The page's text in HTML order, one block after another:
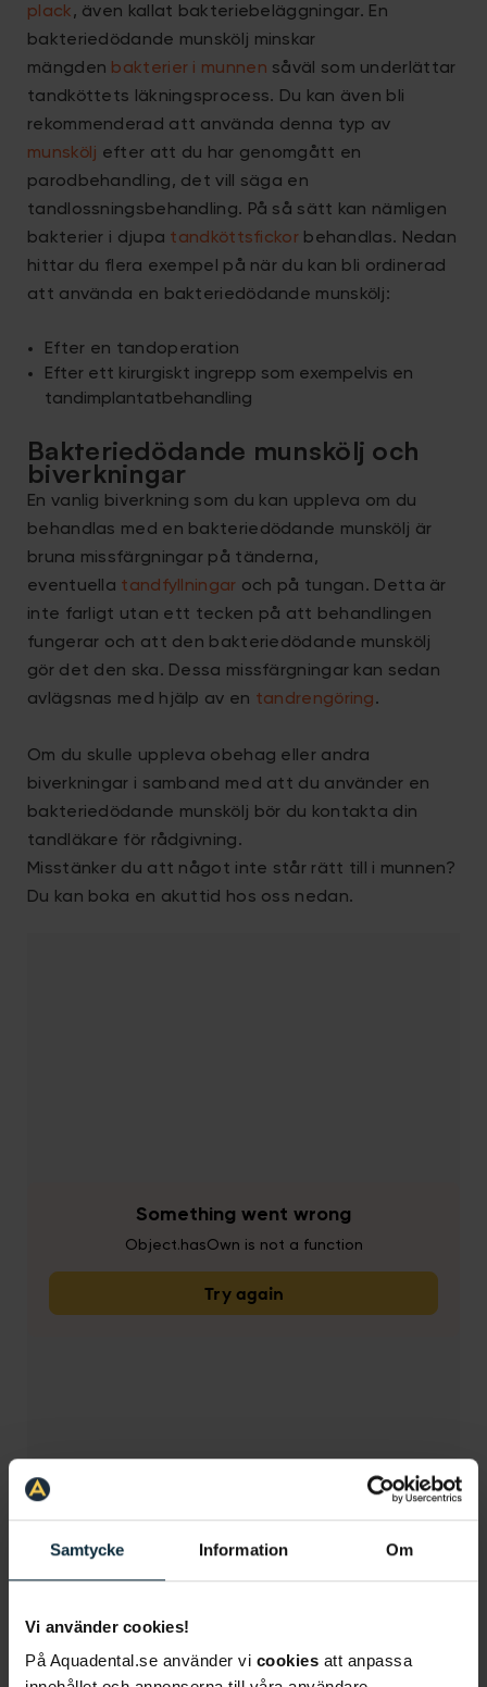
Samtycke Information Om
Vi använder cookies!
På Aquadental.se använder vi cookies att anpassa
plack, även kallat bakteriebeläggningar. En
bakteriedödande munskölj minskar
mängden bakterier i munnen såväl som underlättar
tandköttets läkningsprocess. Du kan även bli
rekommenderad att använda denna typ av
munskölj efter att du har genomgått en
parodbehandling, det vill säga en
tandlossningsbehandling. På så sätt kan nämligen
bakterier i djupa tandköttsfickorbehandlas. Nedan
hittar du flera exempel på när du kan bli ordinerad
att använda en bakteriedödande munskölj:
Efter en tandoperation
Efter ett kirurgiskt ingrepp som exempelvis en
tandimplantatbehandling
Bakteriedödande munskölj och
biverkningar
En vanlig biverkning som du kan uppleva om du
behandlas med en bakteriedödande munskölj är
bruna missfärgningar på tänderna,
eventuella tandfyllningar och på tungan. Detta är
inte farligt utan ett tecken på att behandlingen
fungerar och att den bakteriedödande munskölj
gör det den ska. Dessa missfärgningar kan sedan
avlägsnas med hjälp av en tandrengöring.
Om du skulle uppleva obehag eller andra
biverkningar i samband med att du använder en
bakteriedödande munskölj bör du kontakta din
tandläkare för rådgivning.
Misstänker du att något inte står rätt till i munnen?
Du kan boka en akuttid hos oss nedan.
Vikten av en god munvårdsrutin